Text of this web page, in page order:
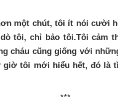
một chút, tôi ít nói cười
tôi, chỉ bảo tôi.Tôi cảm
cháu cũng giống với
giờ tôi mới hiểu hết, đó là
***